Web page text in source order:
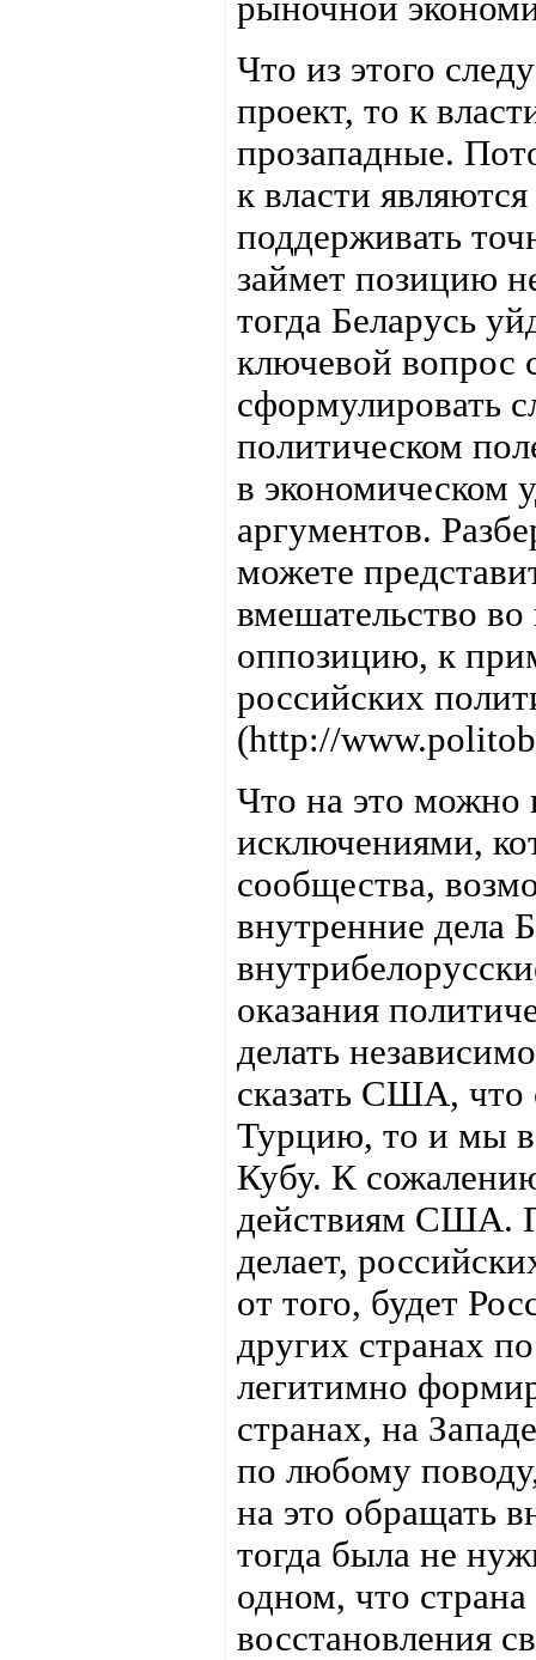
рыночной
Что из этого
проект, то к
прозападные.
к власти
поддерживать
займет позицию
тогда Беларусь
ключевой вопрос
сформулировать
политическом
в экономическом
аргументов.
можете
вмешательство
оппозицию, к
российских
(http://
Что на это можно
исключениями,
сообщества,
внутренние дела
оказания
делать
сказать США, что
Турцию, то и мы в
Кубу. К
действиям США.
делает,
от того, будет
других странах
легитимно
странах, на
по любому
на это обращать
тогда была не
одном, что
восстановления